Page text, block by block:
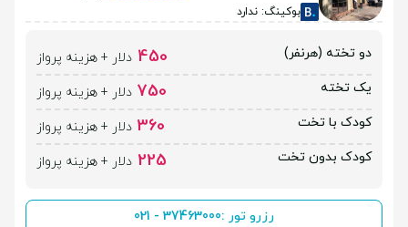
بوکینگ: ندارد
دو تخته (هرنفر) 450 دلار + هزینه پرواز
یک تخته
750 دلار + هزینه پرواز
کودک با تخت
360 دلار + هزینه پرواز
کودک بدون تخت
225 دلار + هزینه پرواز
رزرو تور :021 - 37463000